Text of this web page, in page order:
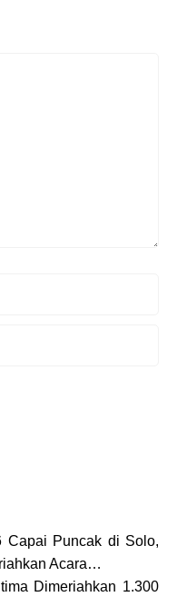
Capai Puncak di Solo,
Acara…
Dimeriahkan 1.300